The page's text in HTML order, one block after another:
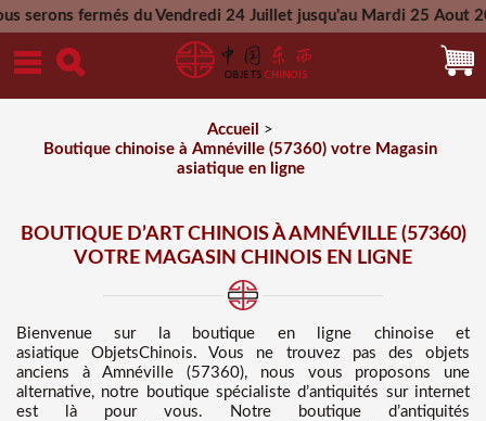
du Vendredi 24 Juillet jusqu'au Mardi 25 Aout 2026 -
Mercredi 26 Aout 2026
Accueil
>
Boutique chinoise à Amnéville (57360) votre Magasin
asiatique en ligne
BOUTIQUE D’ART CHINOIS À AMNÉVILLE (57360)
VOTRE MAGASIN CHINOIS EN LIGNE
Bienvenue sur
la boutique en ligne chinoise et
asiatiqueObjetsChinois. Vous ne trouvez pas desobjets
anciens à Amnéville (57360), nous vous proposons une
alternative, notre boutique spécialiste d’antiquités sur internet
est là pour vous. Notre boutique d’antiquités